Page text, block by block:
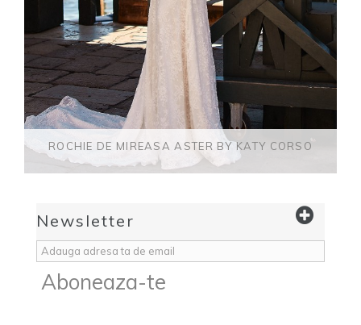
ROCHIE DE MIREASA ASTER BY KATY CORSO
Newsletter
Aboneaza-te